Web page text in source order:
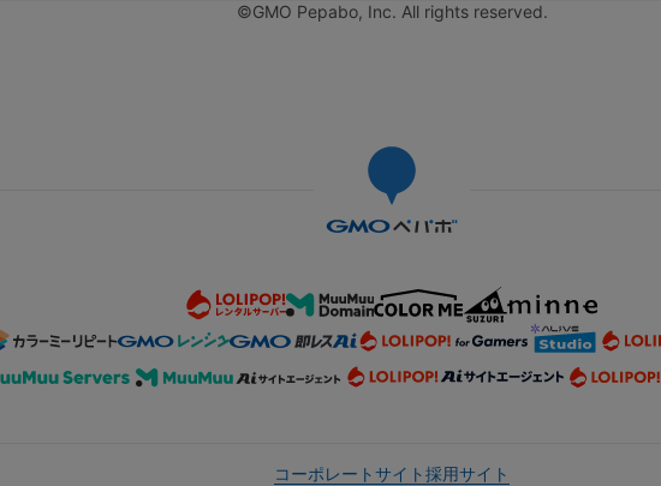
©GMO Pepabo, Inc. All rights reserved.
コーポレートサイト採用サイト